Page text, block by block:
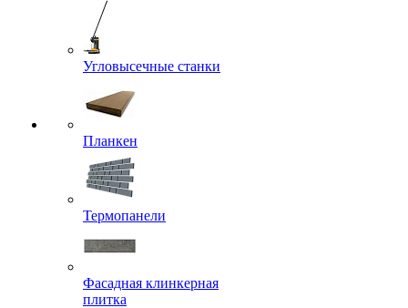
Угловысечные станки
Планкен
Термопанели
Фасадная клинкерная
плитка